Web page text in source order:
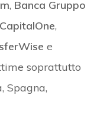
, Banca Gruppo
CapitalOne,
e
soprattutto
Spagna,